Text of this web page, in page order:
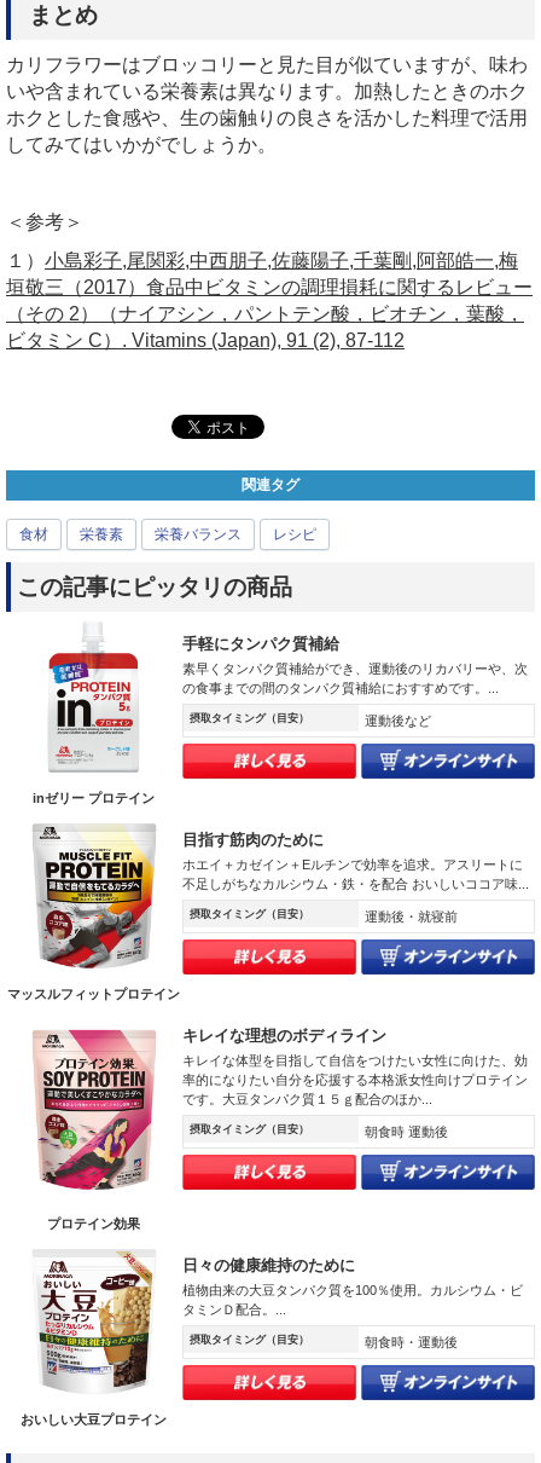
まとめ
カリフラワーはブロッコリーと見た目が似ていますが、味わ
いや含まれている栄養素は異なります。加熱したときのホク
ホクとした食感や、生の歯触りの良さを活かした料理で活用
してみてはいかがでしょうか。
＜参考＞
１） 小島彩子,尾関彩,中西朋子,佐藤陽子,千葉剛,阿部皓一,梅
垣敬三（2017）食品中ビタミンの調理損耗に関するレビュー
（その 2）（ナイアシン，パントテン酸，ビオチン，葉酸，
ビタミン C）. Vitamins (Japan), 91 (2), 87-112
関連タグ
食材 栄養素 栄養バランス レシピ
この記事にピッタリの商品
inゼリー プロテイン
手軽にタンパク質補給
素早くタンパク質補給ができ、運動後のリカバリーや、次
の食事までの間のタンパク質補給におすすめです。...
摂取タイミング（目安） 運動後など
マッスルフィットプロテイン
目指す筋肉のために
ホエイ＋カゼイン＋Eルチンで効率を追求。アスリートに
不足しがちなカルシウム・鉄・を配合 おいしいココア味...
摂取タイミング（目安） 運動後・就寝前
プロテイン効果
キレイな理想のボディライン
キレイな体型を目指して自信をつけたい女性に向けた、効
率的になりたい自分を応援する本格派女性向けプロテイン
です。大豆タンパク質１５ｇ配合のほか...
摂取タイミング（目安） 朝食時 運動後
おいしい大豆プロテイン
日々の健康維持のために
植物由来の大豆タンパク質を100％使用。カルシウム・ビ
タミンＤ配合。...
摂取タイミング（目安） 朝食時・運動後